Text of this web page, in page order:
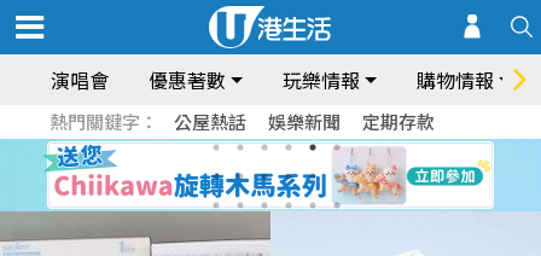
演唱會 優惠著數 玩樂情報 購物情報
熱門關鍵字： 公屋熱話 娛樂新聞 定期存款